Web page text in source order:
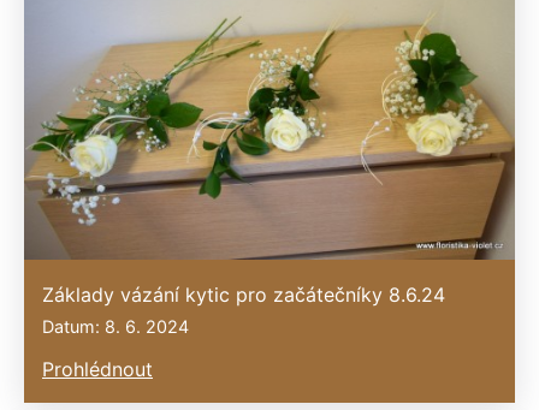
Základy vázání kytic pro začátečníky 8.6.24
Datum: 8. 6. 2024
Prohlédnout